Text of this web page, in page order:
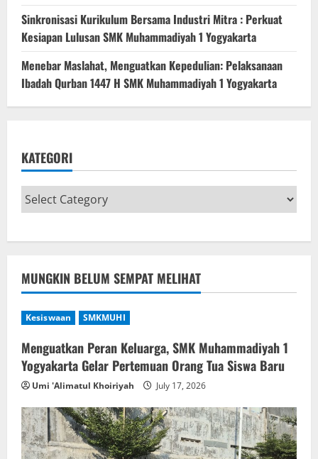
Sinkronisasi Kurikulum Bersama Industri Mitra : Perkuat
Kesiapan Lulusan SMK Muhammadiyah 1 Yogyakarta
Menebar Maslahat, Menguatkan Kepedulian: Pelaksanaan
Ibadah Qurban 1447 H SMK Muhammadiyah 1 Yogyakarta
KATEGORI
MUNGKIN BELUM SEMPAT MELIHAT
Kesiswaan SMKMUHI
Menguatkan Peran Keluarga, SMK Muhammadiyah 1
Yogyakarta Gelar Pertemuan Orang Tua Siswa Baru
Umi 'Alimatul Khoiriyah July 17, 2026